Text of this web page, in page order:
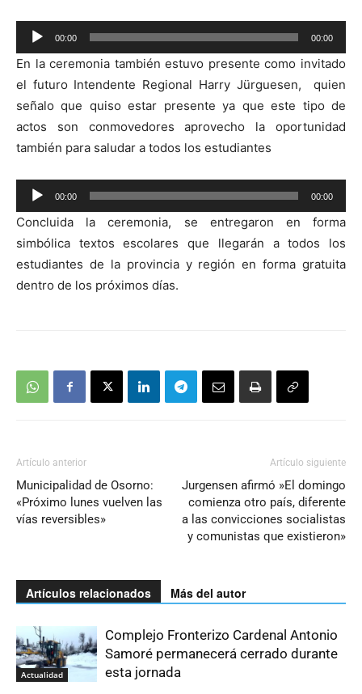
Reproductor
de
audio
00:00 00:00
En la ceremonia también estuvo presente como invitado
el futuro Intendente Regional Harry Jürguesen, quien
señalo que quiso estar presente ya que este tipo de
actos son conmovedores aprovecho la oportunidad
también para saludar a todos los estudiantes
Reproductor
de
audio
00:00 00:00
Concluida la ceremonia, se entregaron en forma
simbólica textos escolares que llegarán a todos los
estudiantes de la provincia y región en forma gratuita
dentro de los próximos días.
Artículo anterior
Municipalidad de Osorno:
«Próximo lunes vuelven las
vías reversibles»
Artículo siguiente
Jurgensen afirmó »El domingo
comienza otro país, diferente
a las convicciones socialistas
y comunistas que existieron»
Artículos relacionados Más del autor
Actualidad
Complejo Fronterizo Cardenal Antonio
Samoré permanecerá cerrado durante
esta jornada